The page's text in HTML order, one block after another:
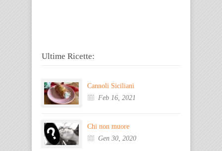
Ultime Ricette:
Cannoli Siciliani
Feb 16, 2021
Chi non muore
Gen 30, 2020